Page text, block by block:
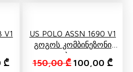
V1
was: 145,00 ₾.
₾Current price is: 100,00 ₾.
US POLO ASSN 1690 V1
Გოგოს Კომბინეზონი
Დათბილული
150,00₾ Original price
100,00 ₾